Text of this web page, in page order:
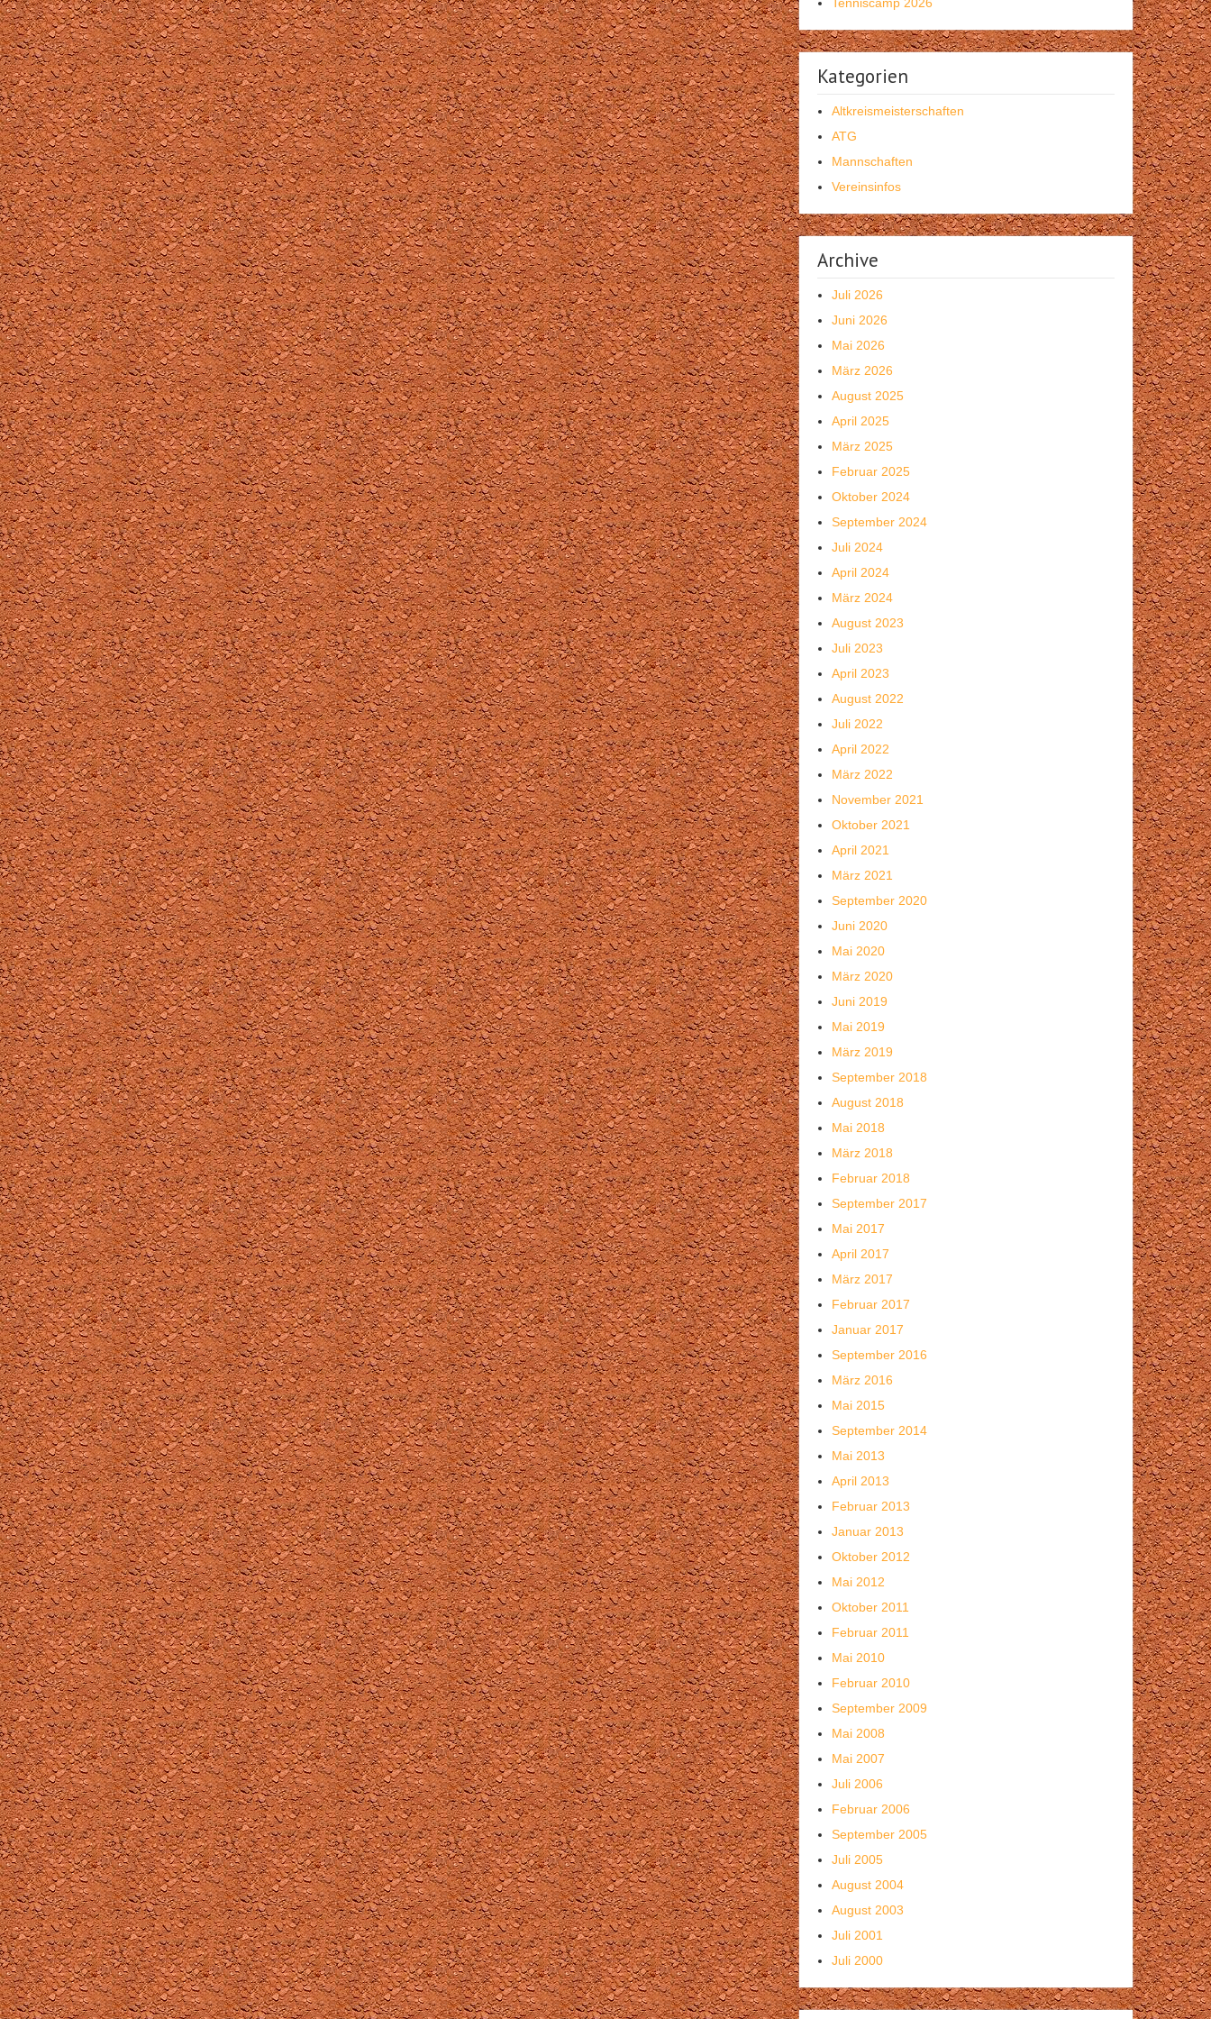
Kategorien
Altkreismeisterschaften
ATG
Mannschaften
Vereinsinfos
Archive
Juli 2026
Juni 2026
Mai 2026
März 2026
August 2025
April 2025
März 2025
Februar 2025
Oktober 2024
September 2024
Juli 2024
April 2024
März 2024
August 2023
Juli 2023
April 2023
August 2022
Juli 2022
April 2022
März 2022
November 2021
Oktober 2021
April 2021
März 2021
September 2020
Juni 2020
Mai 2020
März 2020
Juni 2019
Mai 2019
März 2019
September 2018
August 2018
Mai 2018
März 2018
Februar 2018
September 2017
Mai 2017
April 2017
März 2017
Februar 2017
Januar 2017
September 2016
März 2016
Mai 2015
September 2014
Mai 2013
April 2013
Februar 2013
Januar 2013
Oktober 2012
Mai 2012
Oktober 2011
Februar 2011
Mai 2010
Februar 2010
September 2009
Mai 2008
Mai 2007
Juli 2006
Februar 2006
September 2005
Juli 2005
August 2004
August 2003
Juli 2001
Juli 2000